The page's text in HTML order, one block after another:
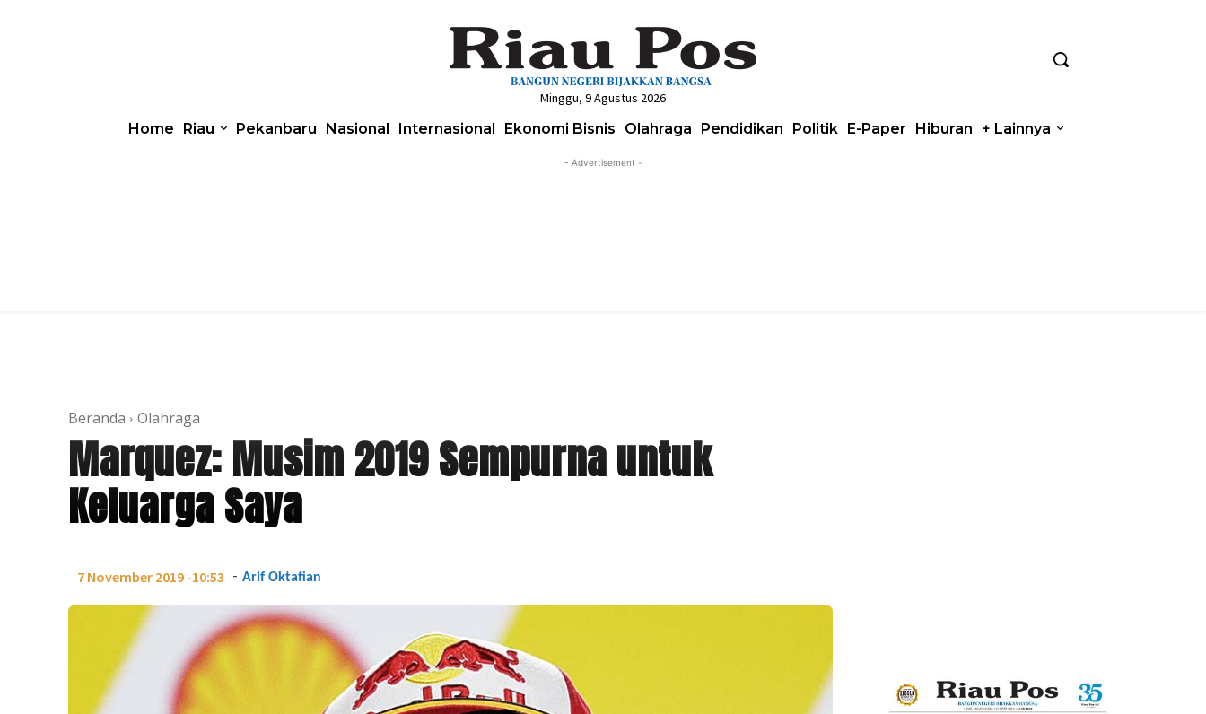
Minggu, 9 Agustus 2026
Home Riau Pekanbaru Nasional Internasional Ekonomi Bisnis Olahraga Pendidikan Politik E-Paper Hiburan + Lainnya
- Advertisement -
Beranda Olahraga
Marquez: Musim 2019 Sempurna untuk
Keluarga Saya
7 November 2019 -10:53 - Arif Oktafian